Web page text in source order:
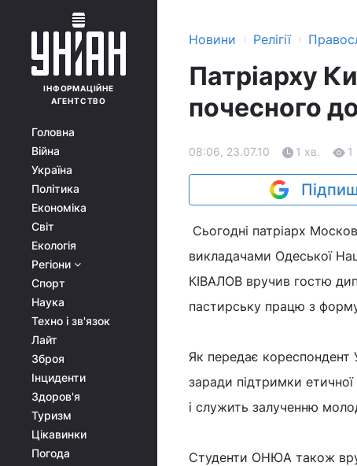
ІНФОРМАЦІЙНЕ
АГЕНТСТВО
Головна
Війна
Україна
Політика
Економіка
Світ
Екологія
Регіони
Спорт
Наука
Техно і зв'язок
Лайт
Зброя
Інциденти
Здоров'я
Туризм
Цікавинки
Погода
Новини › Релігії ›
Патріарху
почесного
08:06, 23.07.10 1 хв. 1
Сьогодні патріарх
викладачами Одеської
КІВАЛОВ вручив гостю
пастирську працю з
Як передає кореспондент
заради підтримки етичної
і служить залученню
Студенти ОНЮА також